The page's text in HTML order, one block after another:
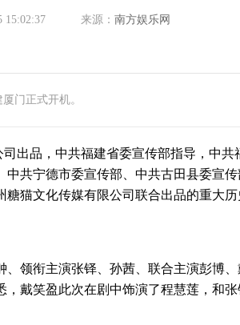
15:02:37 来源： 南方娱乐网
门正式开机。
品，中共福建省委宣传部指导，中共
共宁德市委宣传部、中共古田县委宣
猫文化传媒有限公司联合出品的重大
领衔主演张铎、孙茜、联合主演彭博、
戴笑盈此次在剧中饰演了程慧莲，和